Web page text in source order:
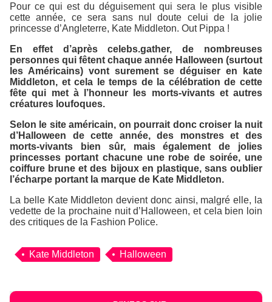
Pour ce qui est du déguisement qui sera le plus visible
cette année, ce sera sans nul doute celui de la jolie
princesse d’Angleterre, Kate Middleton. Out Pippa !
En effet d’aprèscelebs.gather, de nombreuses
personnes qui fêtent chaque année Halloween (surtout
les Américains) vont surement se déguiser en kate
Middleton, et cela le temps de la célébration de cette
fête qui met à l’honneur les morts-vivants et autres
créatures loufoques.
Selon le site américain, on pourrait donc croiser la nuit
d’Halloween de cette année, des monstres et des
morts-vivants bien sûr, mais également de jolies
princesses portant chacune une robe de soirée, une
coiffure brune et des bijoux en plastique, sans oublier
l’écharpe portant la marque de Kate Middleton.
La belle Kate Middleton devient donc ainsi, malgré elle, la
vedette de la prochaine nuit d’Halloween, et cela bien loin
des critiques de la Fashion Police.
Kate Middleton Halloween